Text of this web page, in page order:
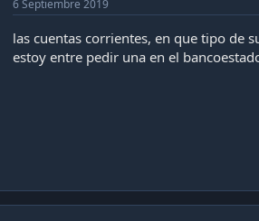
6 Septiembre 2019
las cuentas corrientes, en que tipo de
estoy entre pedir una en el